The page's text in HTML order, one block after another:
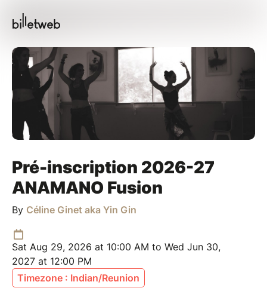
Pré-inscription 2026-27
ANAMANO Fusion
By Céline Ginet aka Yin Gin
Sat Aug 29, 2026 at 10:00 AM to Wed Jun 30,
2027 at 12:00 PM
Timezone : Indian/Reunion